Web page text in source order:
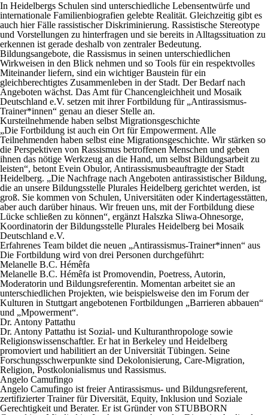
In Heidelbergs Schulen sind unterschiedliche Lebensentwürfe und
internationale Familienbiografien gelebte Realität. Gleichzeitig gibt es
auch hier Fälle rassistischer Diskriminierung. Rassistische Stereotype
und Vorstellungen zu hinterfragen und sie bereits in Alltagssituation zu
erkennen ist gerade deshalb von zentraler Bedeutung.
Bildungsangebote, die Rassismus in seinen unterschiedlichen
Wirkweisen in den Blick nehmen und so Tools für ein respektvolles
Miteinander liefern, sind ein wichtiger Baustein für ein
gleichberechtigtes Zusammenleben in der Stadt. Der Bedarf nach
Angeboten wächst. Das Amt für Chancengleichheit und Mosaik
Deutschland e.V. setzen mit ihrer Fortbildung für „Antirassismus-
Trainer*innen“ genau an dieser Stelle an.
Kursteilnehmende haben selbst Migrationsgeschichte
„Die Fortbildung ist auch ein Ort für Empowerment. Alle
Teilnehmenden haben selbst eine Migrationsgeschichte. Wir stärken so
die Perspektiven von Rassismus betroffenen Menschen und geben
ihnen das nötige Werkzeug an die Hand, um selbst Bildungsarbeit zu
leisten“, betont Evein Obulor, Antirassismusbeauftragte der Stadt
Heidelberg. „Die Nachfrage nach Angeboten antirassistischer Bildung,
die an unsere Bildungsstelle Plurales Heidelberg gerichtet werden, ist
groß. Sie kommen von Schulen, Universitäten oder Kindertagesstätten,
aber auch darüber hinaus. Wir freuen uns, mit der Fortbildung diese
Lücke schließen zu können“, ergänzt Halszka Sliwa-Ohnesorge,
Koordinatorin der Bildungsstelle Plurales Heidelberg bei Mosaik
Deutschland e.V.
Erfahrenes Team bildet die neuen „Antirassismus-Trainer*innen“ aus
Die Fortbildung wird von drei Personen durchgeführt:
Melanelle B.C. Hémêfa
Melanelle B.C. Hémêfa ist Promovendin, Poetress, Autorin,
Moderatorin und Bildungsreferentin. Momentan arbeitet sie an
unterschiedlichen Projekten, wie beispielsweise den im Forum der
Kulturen in Stuttgart angebotenen Fortbildungen „Barrieren abbauen“
und „Mpowerment“.
Dr. Antony Pattathu
Dr. Antony Pattathu ist Sozial- und Kulturanthropologe sowie
Religionswissenschaftler. Er hat in Berkeley und Heidelberg
promoviert und habilitiert an der Universität Tübingen. Seine
Forschungsschwerpunkte sind Dekolonisierung, Care-Migration,
Religion, Postkolonialismus und Rassismus.
Angelo Camufingo
Angelo Camufingo ist freier Antirassismus- und Bildungsreferent,
zertifizierter Trainer für Diversität, Equity, Inklusion und Soziale
Gerechtigkeit und Berater. Er ist Gründer von STUBBORN